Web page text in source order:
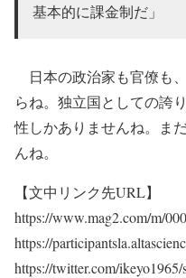
基本的に課金制だ」
日本の政治家も官僚も
らね。独立国としての誇
性しかありませんね。ま
んね。
【文中リンク先URL】
https://www.mag2.com/m/
https://
https://twitter.com/